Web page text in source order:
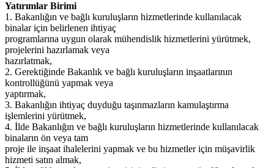
Yatırımlar Birimi
1. Bakanlığın ve bağlı kuruluşların hizmetlerinde kullanılacak
binalar için belirlenen ihtiyaç
programlarına uygun olarak mühendislik hizmetlerini yürütmek,
projelerini hazırlamak veya
hazırlatmak,
2. Gerektiğinde Bakanlık ve bağlı kuruluşların inşaatlarının
kontrollüğünü yapmak veya
yaptırmak,
3. Bakanlığın ihtiyaç duyduğu taşınmazların kamulaştırma
işlemlerini yürütmek,
4. İlde Bakanlığın ve bağlı kuruluşların hizmetlerinde kullanılacak
binaların ön veya tam
proje ile inşaat ihalelerini yapmak ve bu hizmetler için müşavirlik
hizmeti satın almak,